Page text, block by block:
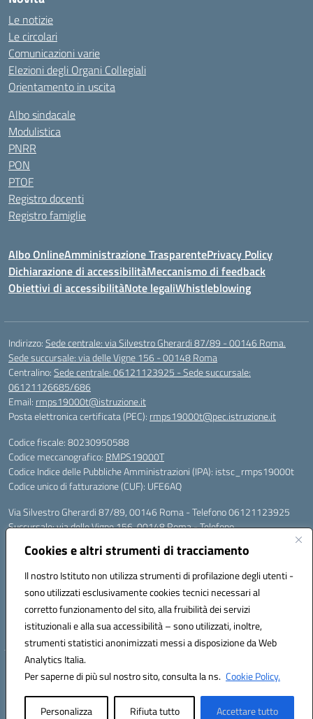
Cookies e altri strumenti di tracciamento
Il nostro Istituto non utilizza strumenti di profilazione degli utenti -
sono utilizzati esclusivamente cookies tecnici necessari al
corretto funzionamento del sito, alla fruibilità dei servizi
istituzionali e alla sua accessibilità – sono utilizzati, inoltre,
strumenti statistici anonimizzati messi a disposizione da Web
Analytics Italia.
Per saperne di più sul nostro sito, consulta la ns. Cookie Policy.
Personalizza Rifiuta tutto Accettare tutto
Le notizie
Le circolari
Comunicazioni varie
Elezioni degli Organi Collegiali
Orientamento in uscita
Albo sindacale
Modulistica
PNRR
PON
PTOF
Registro docenti
Registro famiglie
Albo OnlineAmministrazione TrasparentePrivacy Policy
Dichiarazione di accessibilitàMeccanismo di feedback
Obiettivi di accessibilitàNote legaliWhistleblowing
Indirizzo:Sede centrale: via Silvestro Gherardi 87/89 - 00146 Roma.
Sede succursale: via delle Vigne 156 - 00148 Roma
Centralino:Sede centrale: 06121123925 - Sede succursale:
06121126685/686
Email: rmps19000t@istruzione.it
Posta elettronica certificata (PEC): rmps19000t@pec.istruzione.it
Codice fiscale: 80230950588
Codice meccanografico: RMPS19000T
Codice Indice delle Pubbliche Amministrazioni (IPA): istsc_rmps19000t
Codice unico di fatturazione (CUF): UFE6AQ
Via Silvestro Gherardi 87/89, 00146 Roma - Telefono 06121123925
Succursale: via delle Vigne 156, 00148 Roma - Telefono
Mail: rmps19000t@istruzione.it - PEC: rmps19000t@pec.istruzione.it
Per contatti con il Dirigente Scolastico, utilizzare esclusivamente
Codice univoco ufficio: UFE6AQ
Codice meccanografico: RMPS19000T
Codice fiscale: 80230950588
Hosting & Powered by 3D Solution S.r.l.
Concept & Design by Designers Italia